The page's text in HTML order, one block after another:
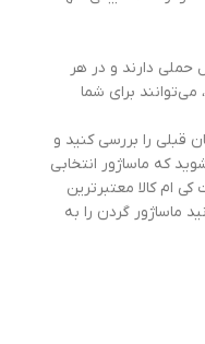
دارند و در هر
برای شما
را بررسی کنید و
ماساژور انتخابی
معتبرترین
گردن را به